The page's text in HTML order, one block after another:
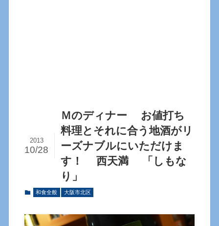
Ｍのディナー お値打ち
料理とそれに合う地酒がリ
ーズナブルにいただけま
す！ 西天満 「しもな
り」
2013
10/28
和食全般 大阪市北区